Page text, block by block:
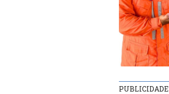
PUBLICIDADE